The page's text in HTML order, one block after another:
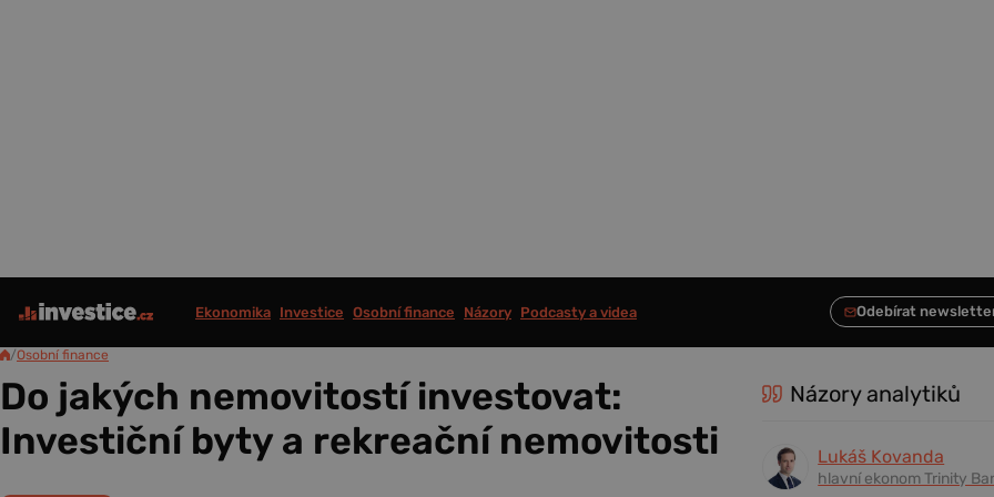
Ekonomika Investice Osobní finance Názory Podcasty a videa
/Osobní finance
Do jakých nemovitostí investovat:
Investiční byty a rekreační nemovitosti
Názory analytiků
Lukáš Kovanda
hlavní ekonom Trinity